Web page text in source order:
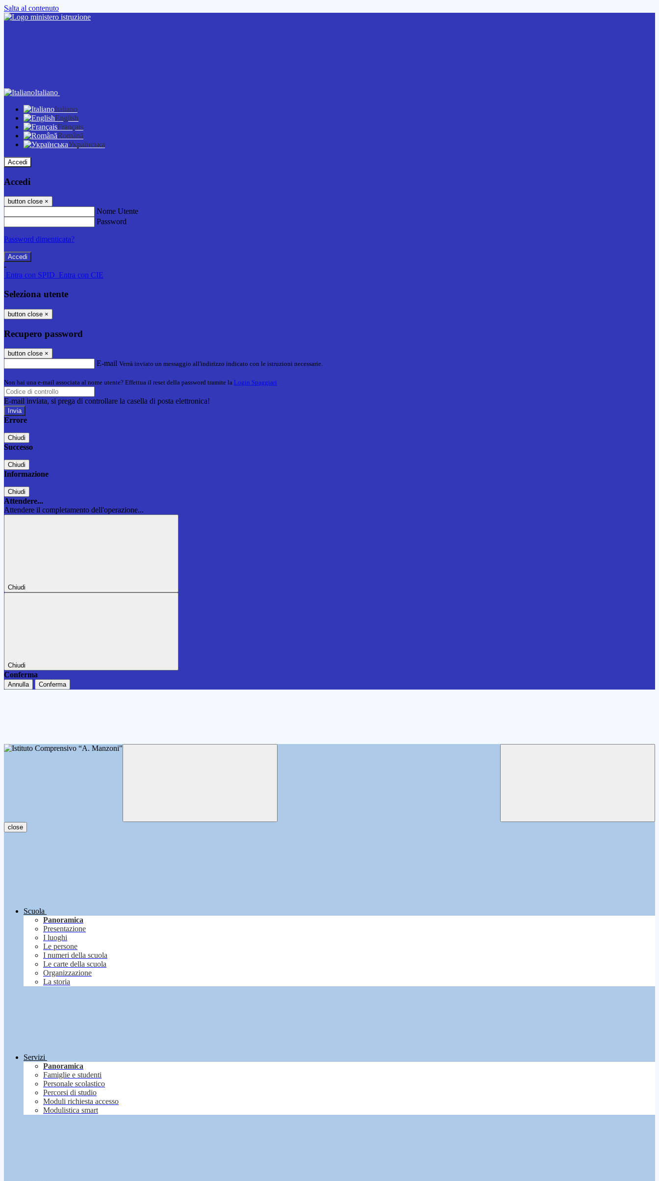
Salta al contenuto
Italiano
Italiano
English
Français
Română
Українська
Accedi
Accedi
button close ×
Nome Utente
Password
Password dimenticata?
-
Entra con SPID Entra con CIE
Seleziona utente
button close ×
Recupero password
button close ×
E-mail Verrà inviato un messaggio all'indirizzo indicato con le istruzioni necessarie.
Non hai una e-mail associata al nome utente? Effettua il reset della password tramite la Login Spaggiari
E-mail inviata, si prega di controllare la casella di posta elettronica!
Errore
Chiudi
Successo
Chiudi
Informazione
Chiudi
Attendere...
Attendere il completamento dell'operazione...
Chiudi
Chiudi
Conferma
Annulla Conferma
close
Scuola
Panoramica
Presentazione
I luoghi
Le persone
I numeri della scuola
Le carte della scuola
Organizzazione
La storia
Servizi
Panoramica
Famiglie e studenti
Personale scolastico
Percorsi di studio
Moduli richiesta accesso
Modulistica smart